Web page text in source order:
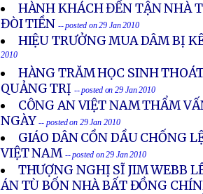
HÀNH KHÁCH ĐẾN TẬN NHÀ
ĐÒI TIỀN -- posted on 29 Jan 2010
HIỆU TRƯỞNG MUA DÂM BỊ
2010
HÀNG TRĂM HỌC SINH
QUẢNG TRỊ -- posted on 29 Jan 2010
CÔNG AN VIỆT NAM THẨM
NGÀY -- posted on 29 Jan 2010
GIÁO DÂN CỒN DẦU CHỐNG
VIỆT NAM -- posted on 29 Jan 2010
THƯỢNG NGHỊ SĨ JIM WEBB
ÁN TÙ BỐN NHÀ BẤT ĐỒNG